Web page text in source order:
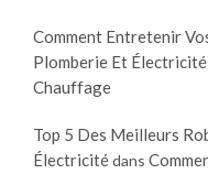
Comment Entretenir
Plomberie Et Électricité
Chauffage
Top 5 Des Meilleurs
Électricitédans